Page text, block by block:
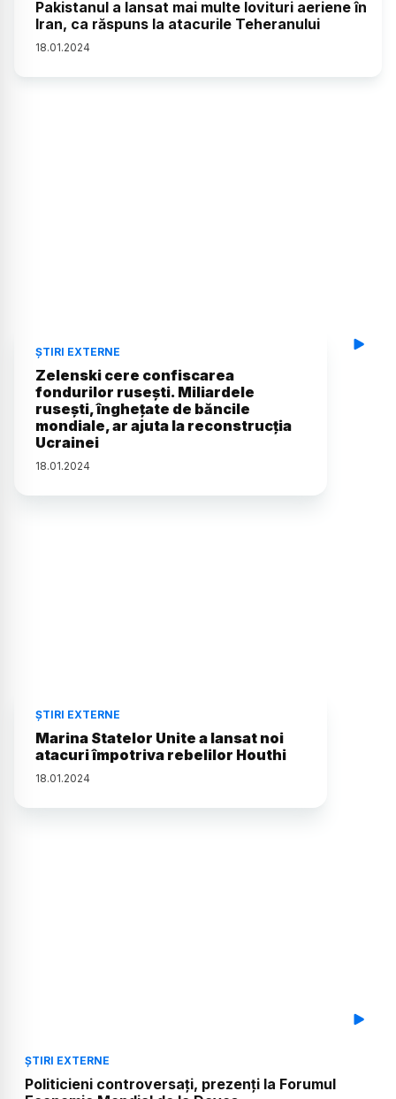
Pakistanul a lansat mai multe lovituri aeriene în
Iran, ca răspuns la atacurile Teheranului
18.01.2024
ȘTIRI EXTERNE
Zelenski cere confiscarea
fondurilor rusești. Miliardele
rusești, înghețate de băncile
mondiale, ar ajuta la reconstrucția
Ucrainei
18.01.2024
ȘTIRI EXTERNE
Marina Statelor Unite a lansat noi
atacuri împotriva rebelilor Houthi
18.01.2024
ȘTIRI EXTERNE
Politicieni controversați, prezenți la Forumul